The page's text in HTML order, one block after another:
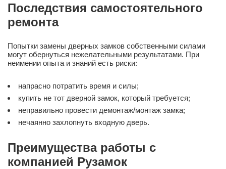
Последствия самостоятельного
ремонта
Попытки замены дверных замков собственными силами
могут обернуться нежелательными результатами. При
неимении опыта и знаний есть риски:
напрасно потратить время и силы;
купить не тот дверной замок, который требуется;
неправильно провести демонтаж/монтаж замка;
нечаянно захлопнуть входную дверь.
Преимущества работы с
компанией Рузамок